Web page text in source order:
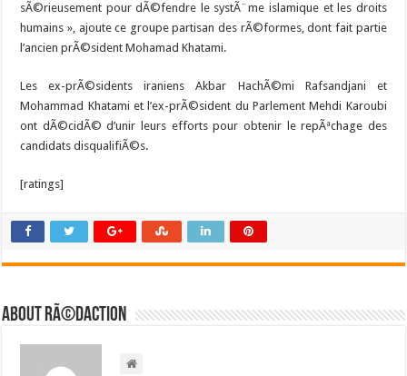
sÃ©rieusement pour dÃ©fendre le systÃ¨me islamique et les droits
humains », ajoute ce groupe partisan des rÃ©formes, dont fait partie
l’ancien prÃ©sident Mohamad Khatami.
Les ex-prÃ©sidents iraniens Akbar HachÃ©mi Rafsandjani et
Mohammad Khatami et l’ex-prÃ©sident du Parlement Mehdi Karoubi
ont dÃ©cidÃ© d’unir leurs efforts pour obtenir le repÃªchage des
candidats disqualifiÃ©s.
[ratings]
About RÃ©daction